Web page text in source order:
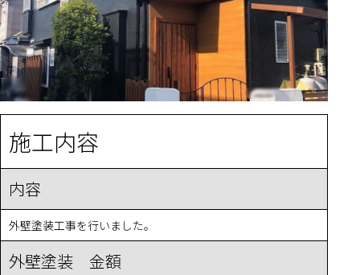
施工内容
内容
外壁塗装工事を行いました。
外壁塗装 金額